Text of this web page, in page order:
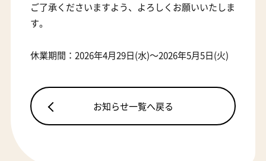
ご了承くださいますよう、よろしくお願いいたしま
す。
休業期間：2026年4月29日(水)～2026年5月5日(火)
お知らせ一覧へ戻る